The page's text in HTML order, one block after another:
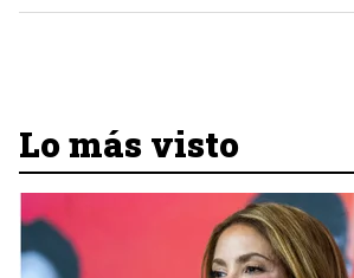
Lo más visto